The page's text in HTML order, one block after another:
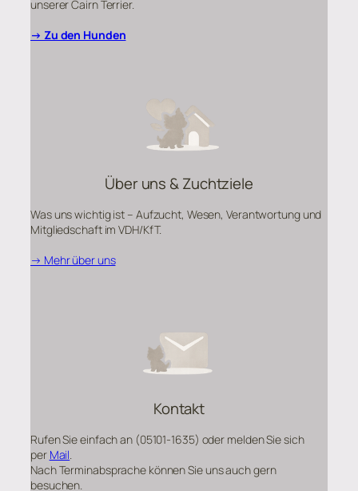
unserer Cairn Terrier.
→ Zu den Hunden
Über uns & Zuchtziele
Was uns wichtig ist – Aufzucht, Wesen, Verantwortung und
Mitgliedschaft im VDH/KfT.
→ Mehr über uns
Kontakt
Rufen Sie einfach an (05101-1635) oder melden Sie sich
per Mail.
Nach Terminabsprache können Sie uns auch gern
besuchen.